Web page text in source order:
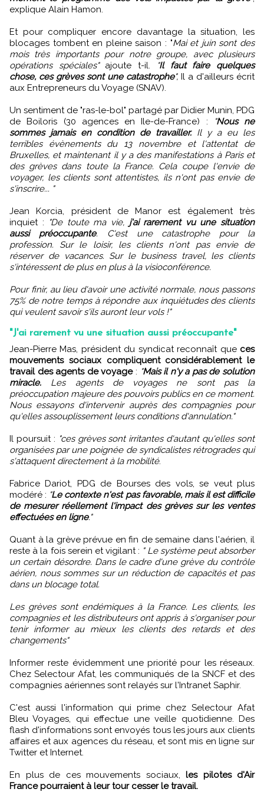
explique Alain Hamon.
Et pour compliquer encore davantage la situation, les
blocages tombent en pleine saison : "Mai et juin sont des
mois très importants pour notre groupe, avec plusieurs
opérations spéciales"ajoute t-il. "Il faut faire quelques
chose, ces grèves sont une catastrophe", Il a d'ailleurs écrit
aux Entrepreneurs du Voyage (SNAV).
Un sentiment de "ras-le-bol" partagé par Didier Munin, PDG
de Boiloris (30 agences en Ile-de-France) :
"Nous ne
sommes jamais en condition de travailler.Il y a eu les
terribles évènements du 13 novembre et l'attentat de
Bruxelles, et maintenant il y a des manifestations à Paris et
des grèves dans toute la France. Cela coupe l'envie de
voyager, les clients sont attentistes, ils n'ont pas envie de
s'inscrire... "
Jean Korcia, président de Manor est également très
inquiet :
"De toute ma vie, j'ai rarement vu une situation
aussi préoccupante. C'est une catastrophe pour la
profession. Sur le loisir, les clients n'ont pas envie de
réserver de vacances. Sur le business travel, les clients
s'intéressent de plus en plus à la visioconférence.
Pour finir, au lieu d'avoir une activité normale, nous passons
75% de notre temps à répondre aux inquiétudes des clients
qui veulent savoir s'ils auront leur vols !"
"J'ai rarement vu une situation aussi préoccupante"
Jean-Pierre Mas, président du syndicat reconnaît que ces
mouvements sociaux compliquent considérablement le
travail des agents de voyage: "Mais il n'y a pas de solution
miracle. Les agents de voyages ne sont pas la
préoccupation majeure des pouvoirs publics en ce moment.
Nous essayons d'intervenir auprès des compagnies pour
qu'elles assouplissement leurs conditions d'annulation."
Il poursuit : "ces grèves sont irritantes d'autant qu'elles sont
organisées par une poignée de syndicalistes rétrogrades qui
s'attaquent directement à la mobilité.
Fabrice Dariot, PDG de Bourses des vols, se veut plus
modéré : "Le contexte n'est pas favorable, mais il est difficile
de mesurer réellement l'impact des grèves sur les ventes
effectuées en ligne."
Quant à la grève prévue en fin de semaine dans l'aérien, il
reste à la fois serein et vigilant : " Le système peut absorber
un certain désordre. Dans le cadre d'une grève du contrôle
aérien, nous sommes sur un réduction de capacités et pas
dans un blocage total.
Les grèves sont endémiques à la France. Les clients, les
compagnies et les distributeurs ont appris à s'organiser pour
tenir informer au mieux les clients des retards et des
changements"
Informer reste évidemment une priorité pour les réseaux.
Chez Selectour Afat, les communiqués de la SNCF et des
compagnies aériennes sont relayés sur l'Intranet Saphir.
C'est aussi l'information qui prime chez Selectour Afat
Bleu Voyages, qui effectue une veille quotidienne. Des
flash d'informations sont envoyés tous les jours aux clients
affaires et aux agences du réseau, et sont mis en ligne sur
Twitter et Internet.
En plus de ces mouvements sociaux, les pilotes d'Air
France pourraient à leur tour cesser le travail.